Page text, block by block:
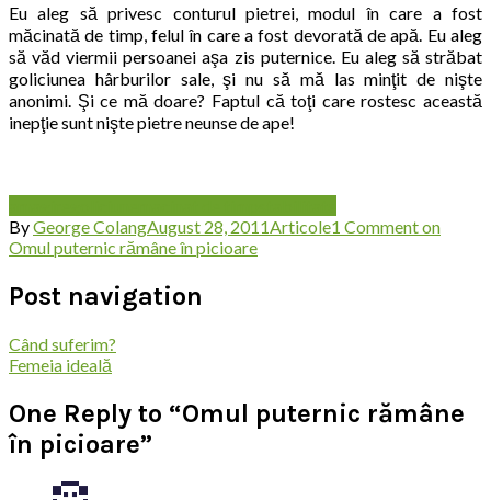
Eu aleg să privesc conturul pietrei, modul în care a fost
măcinată de timp, felul în care a fost devorată de apă. Eu aleg
să văd viermii persoanei aşa zis puternice. Eu aleg să străbat
goliciunea hârburilor sale, şi nu să mă las minţit de nişte
anonimi. Şi ce mă doare? Faptul că toţi care rostesc această
inepţie sunt nişte pietre neunse de ape!
ByGeorge ColangAugust 28, 2011Articole1 Commenton
Omul puternic rămâne în picioare
Post navigation
Când suferim?
Femeia ideală
One Reply to “Omul puternic rămâne
în picioare”